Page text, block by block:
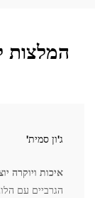
המלצות
ג'ון סמית'
איכות ויוקרה
הגרביים עם